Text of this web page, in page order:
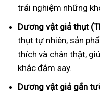
trải nghiệm những
Dương vật giả thụt
thụt tự nhiên, sản
thích và chân thật,
khắc đắm say.
Dương vật giả gắn